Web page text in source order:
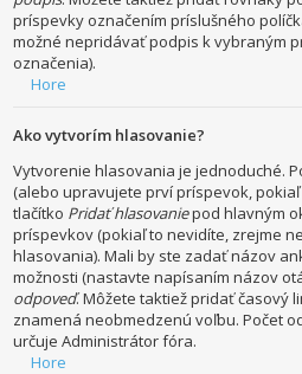
príspevky označením príslušného
možné nepridávať podpis k vybraným
označenia).
Hore
Ako vytvorím hlasovanie?
Vytvorenie hlasovania je jednoduché.
(alebo upravujete prví príspevok,
tlačítko Pridať hlasovaniepod hlavným
príspevkov (pokiaľ to nevidíte, zrejme
hlasovania). Mali by ste zadať názov
možnosti (nastavte napísaním názov
odpoveď. Môžete taktiež pridať časový
znamená neobmedzenú voľbu. Počet
určuje Administrátor fóra.
Hore